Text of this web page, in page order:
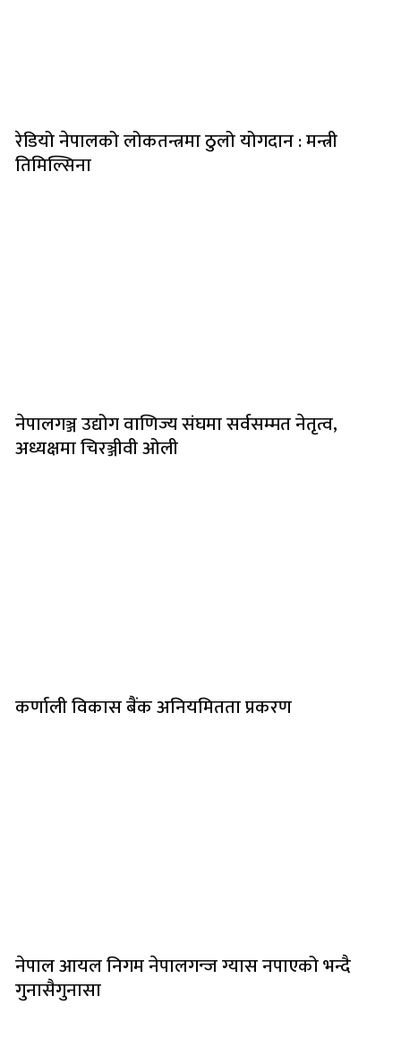
रेडियो नेपालको लोकतन्त्रमा ठुलो योगदान : मन्त्री
तिमिल्सिना
नेपालगञ्ज उद्योग वाणिज्य संघमा सर्वसम्मत नेतृत्व,
अध्यक्षमा चिरञ्जीवी ओली
कर्णाली विकास बैंक अनियमितता प्रकरण
नेपाल आयल निगम नेपालगन्ज ग्यास नपाएको भन्दै
गुनासैगुनासा